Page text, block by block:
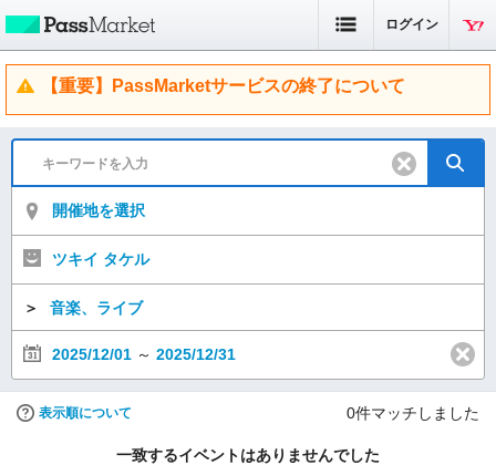
ログイン
【重要】PassMarketサービスの終了について
開催地を選択
ツキイ タケル
＞ 音楽、ライブ
2025/12/01 ～ 2025/12/31
表示順について 0件マッチしました
一致するイベントはありませんでした